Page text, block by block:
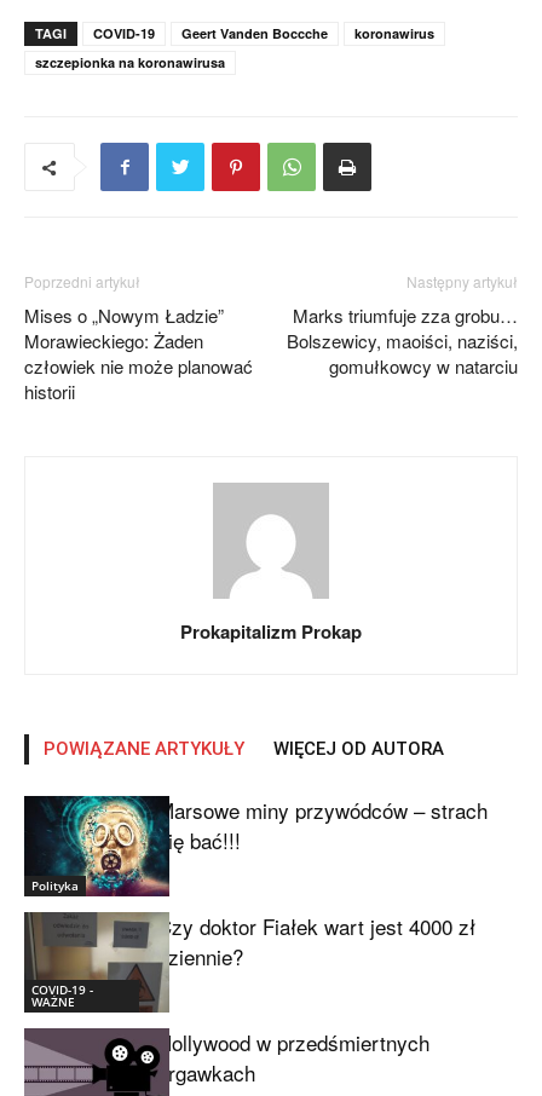
TAGI COVID-19 Geert Vanden Boccche
koronawirus
szczepionka na koronawirusa
Poprzedni artykuł
Mises o „Nowym Ładzie”
Morawieckiego: Żaden
człowiek nie może planować
historii
Następny artykuł
Marks triumfuje zza grobu…
Bolszewicy, maoiści, naziści,
gomułkowcy w natarciu
Prokapitalizm Prokap
POWIĄZANE ARTYKUŁY WIĘCEJ OD AUTORA
Polityka
Marsowe miny przywódców – strach
się bać!!!
COVID-19 -
WAŻNE
Czy doktor Fiałek wart jest 4000 zł
dziennie?
Hollywood w przedśmiertnych
drgawkach